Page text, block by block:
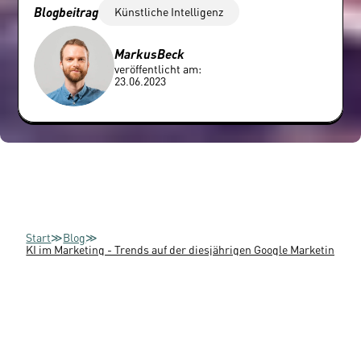
Blogbeitrag Künstliche Intelligenz
MarkusBeck
veröffentlicht am:
23.06.2023
Start≫Blog≫
KI im Marketing - Trends auf der diesjährigen Google Marketing